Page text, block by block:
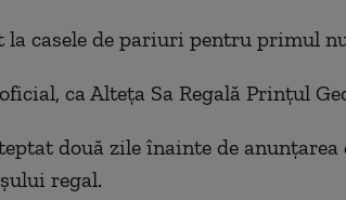
la casele de pariuri pentru primul
ca Alteța Sa Regală Prințul
două zile înainte de
regal.